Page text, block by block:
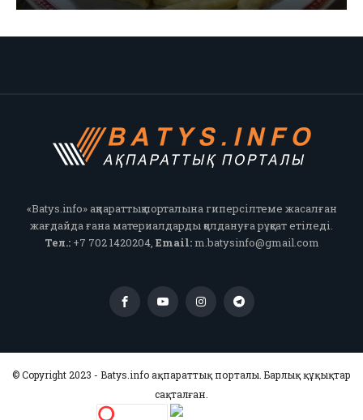
«Batys.info» ақпараттық порталына гиперсілтеме жасалған
жағдайда ғана материалдарды қолдануға рұқсат етіледі.
Тел.:+7 702 1420204, Email:m.batysinfo@gmail.com
© Copyright 2023 - Batys.info ақпараттық порталы. Барлық құқықтар
сақталған.